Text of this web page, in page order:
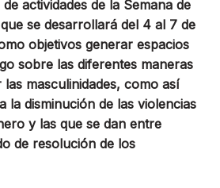
actividades de la Semana de
se desarrollará del 4 al 7 de
objetivos generar espacios
sobre las diferentes maneras
masculinidades, como así
la disminución de las violencias
y las que se dan entre
de resolución de los